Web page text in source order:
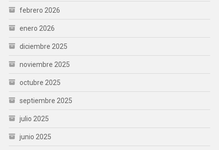
febrero 2026
enero 2026
diciembre 2025
noviembre 2025
octubre 2025
septiembre 2025
julio 2025
junio 2025